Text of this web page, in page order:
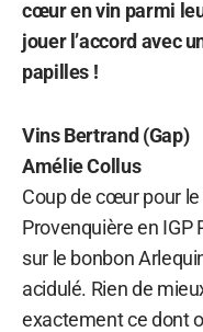
cœur en vin parmi
jouer l’accord avec
papilles !
Vins Bertrand (Gap)
Amélie Collus
Coup de cœur pour
Provenquière en IGP
sur le bonbon
acidulé. Rien de
exactement ce dont